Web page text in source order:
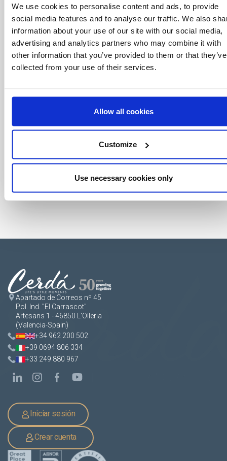
We use cookies to personalise content and ads, to provide
social media features and to analyse our traffic. We also
information about your use of our site with our social media,
advertising and analytics partners who may combine it with
other information that you’ve provided to them or that they’ve
collected from your use of their services.
Allow all cookies
Customize
Use necessary cookies only
sobre eventos, los últimos artículos del blog y
conoce antes que nadie las novedades del
mundo del licensing, todo al alcance de un
Apartado de Correos nº 45
Pol. Ind. "El Carrascot"
Artesans 1 - 46850 L'Olleria
(Valencia-Spain)
+34 962 200 502
+39 0694 806 334
+33 249 880 967
Iniciar sesión
Crear cuenta